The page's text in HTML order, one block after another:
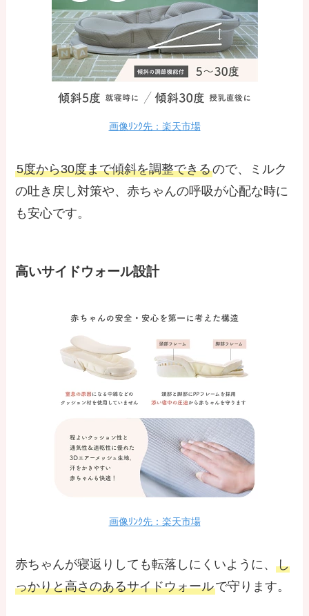
画像ﾘﾝｸ先：楽天市場
5度から30度まで傾斜を調整できるので、ミルク
の吐き戻し対策や、赤ちゃんの呼吸が心配な時に
も安心です。
高いサイドウォール設計
画像ﾘﾝｸ先：楽天市場
赤ちゃんが寝返りしても転落しにくいように、し
っかりと高さのあるサイドウォールで守ります。